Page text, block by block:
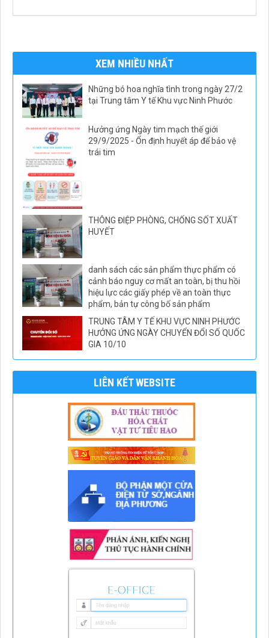
XEM NHIỀU NHẤT
Những bó hoa nghĩa tình trong ngày 27/2
tại Trung tâm Y tế Khu vực Ninh Phước
Hưởng ứng Ngày tim mạch thế giới
29/9/2025 - Ổn định huyết áp để bảo vệ
trái tim
THÔNG ĐIỆP PHÒNG, CHỐNG SỐT XUẤT
HUYẾT
danh sách các sản phẩm thực phẩm có
cảnh báo nguy cơ mất an toàn, bị thu hồi
hiệu lực các giấy phép về an toàn thực
phẩm, bản tự công bố sản phẩm
TRUNG TÂM Y TẾ KHU VỰC NINH PHƯỚC
HƯỞNG ỨNG NGÀY CHUYỂN ĐỔI SỐ QUỐC
GIA 10/10
LIÊN KẾT WEBSITE